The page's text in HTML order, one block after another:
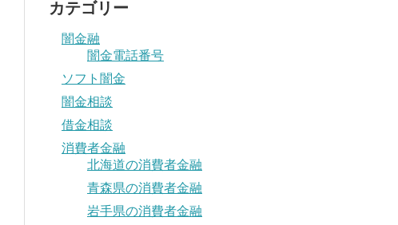
カテゴリー
闇金融
闇金電話番号
ソフト闇金
闇金相談
借金相談
消費者金融
北海道の消費者金融
青森県の消費者金融
岩手県の消費者金融